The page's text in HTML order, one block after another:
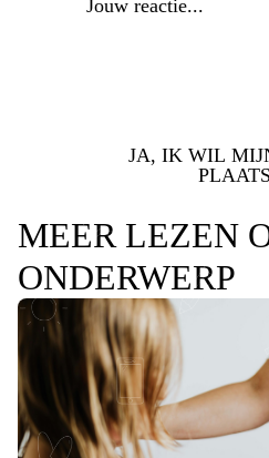
JA, IK WIL
MEER LEZEN
ONDERWERP